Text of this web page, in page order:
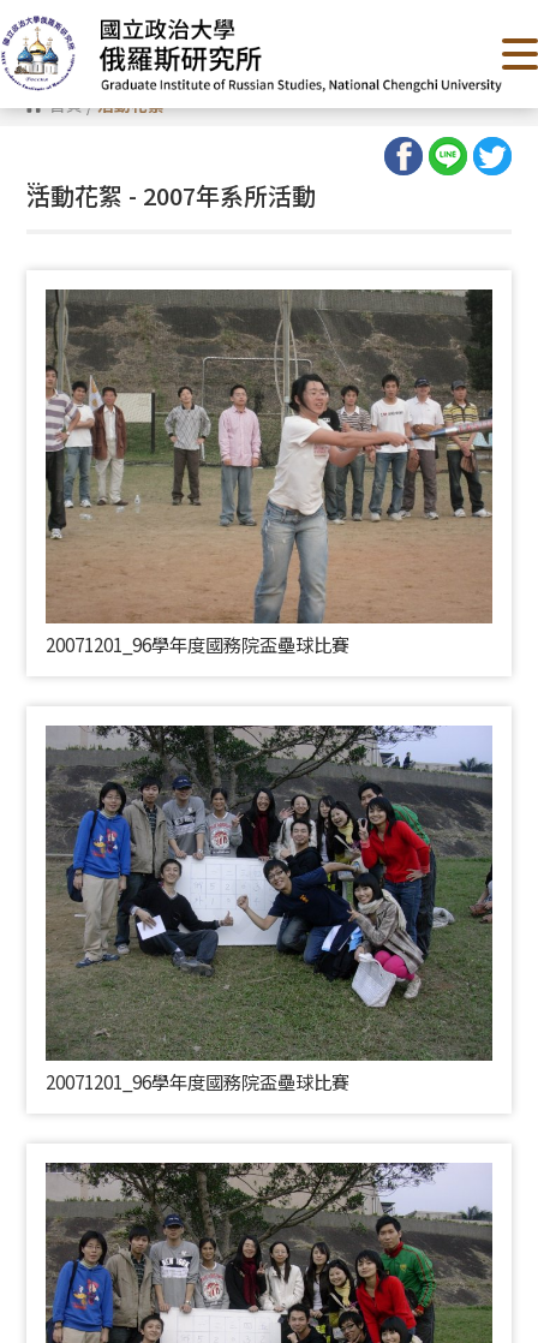
跳
到
主
要
內
容 首頁/活動花絮
:::
活動花絮 - 2007年系所活動
20071201_96學年度國務院盃壘球比賽
20071201_96學年度國務院盃壘球比賽